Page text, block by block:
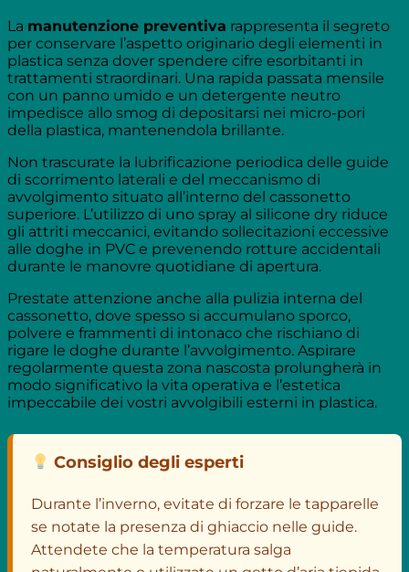
La manutenzione preventiva rappresenta il segreto
per conservare l’aspetto originario degli elementi in
plastica senza dover spendere cifre esorbitanti in
trattamenti straordinari. Una rapida passata mensile
con un panno umido e un detergente neutro
impedisce allo smog di depositarsi nei micro-pori
della plastica, mantenendola brillante.
Non trascurate la lubrificazione periodica delle guide
di scorrimento laterali e del meccanismo di
avvolgimento situato all’interno del cassonetto
superiore. L’utilizzo di uno spray al silicone dry riduce
gli attriti meccanici, evitando sollecitazioni eccessive
alle doghe in PVC e prevenendo rotture accidentali
durante le manovre quotidiane di apertura.
Prestate attenzione anche alla pulizia interna del
cassonetto, dove spesso si accumulano sporco,
polvere e frammenti di intonaco che rischiano di
rigare le doghe durante l’avvolgimento. Aspirare
regolarmente questa zona nascosta prolungherà in
modo significativo la vita operativa e l’estetica
impeccabile dei vostri avvolgibili esterni in plastica.
Consiglio degli esperti
Durante l’inverno, evitate di forzare le tapparelle
se notate la presenza di ghiaccio nelle guide.
Attendete che la temperatura salga